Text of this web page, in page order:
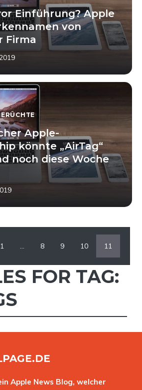
Einführung? Apple
von
Firma
Apple-
könnte „AirTag“
noch diese Woche
1 … 8 9 10 11
FOR TAG:
Apple News Blog, welcher